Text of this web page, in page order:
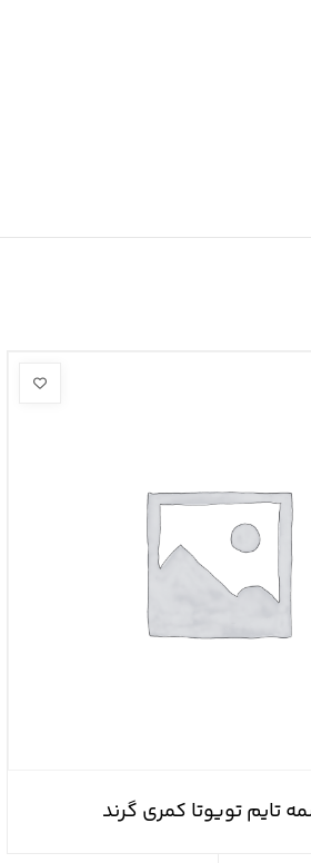
تایم تویوتا کمری گرند